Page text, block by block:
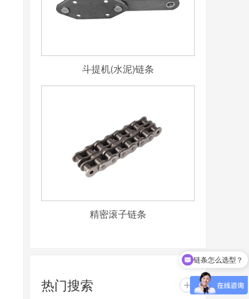
斗提机(水泥)链条
精密滚子链条
热门搜索 +
链条怎么选型？